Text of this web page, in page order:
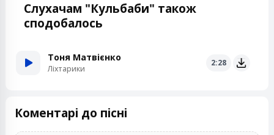
Слухачам "Кульбаби" також
сподобалось
Тоня Матвієнко
Ліхтарики
2:28
Коментарі до пісні